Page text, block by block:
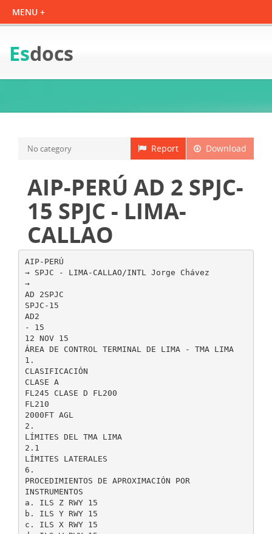
Esdocs
Download
Report
No category
AIP-PERÚ AD 2 SPJC-
15 SPJC - LIMA-
CALLAO
AIP-PERÚ
→ SPJC - LIMA-CALLAO/INTL Jorge Chávez
→
AD 2SPJC
SPJC-15
AD2
- 15
12 NOV 15
ÁREA DE CONTROL TERMINAL DE LIMA - TMA LIMA
1.
CLASIFICACIÓN
CLASE A
FL245 CLASE D FL200
FL210
2000FT AGL
2.
LÍMITES DEL TMA LIMA
2.1
LÍMITES LATERALES
6.
PROCEDIMIENTOS DE APROXIMACIÓN POR
INSTRUMENTOS
a. ILS Z RWY 15
b. ILS Y RWY 15
c. ILS X RWY 15